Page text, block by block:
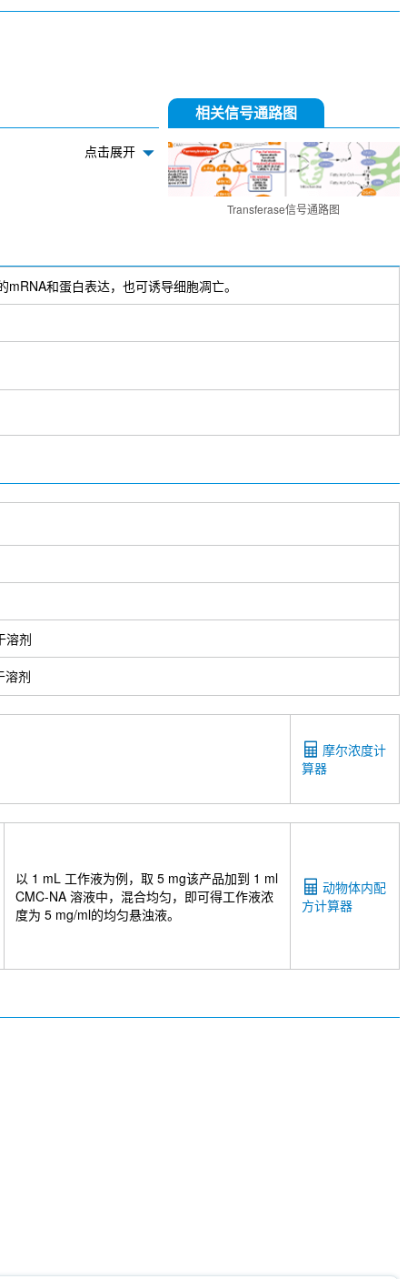
点击展开
相关信号通路图
Transferase信号通路图
和蛋白表达，也可诱导细胞凋亡。
溶剂
溶剂
摩尔浓度计
算器
动物体内配
方计算器
以 1 mL 工作液为例，取 5 mg该产品加到 1 ml
CMC-NA 溶液中，混合均匀，即可得工作液浓
度为 5 mg/ml的均匀悬浊液。